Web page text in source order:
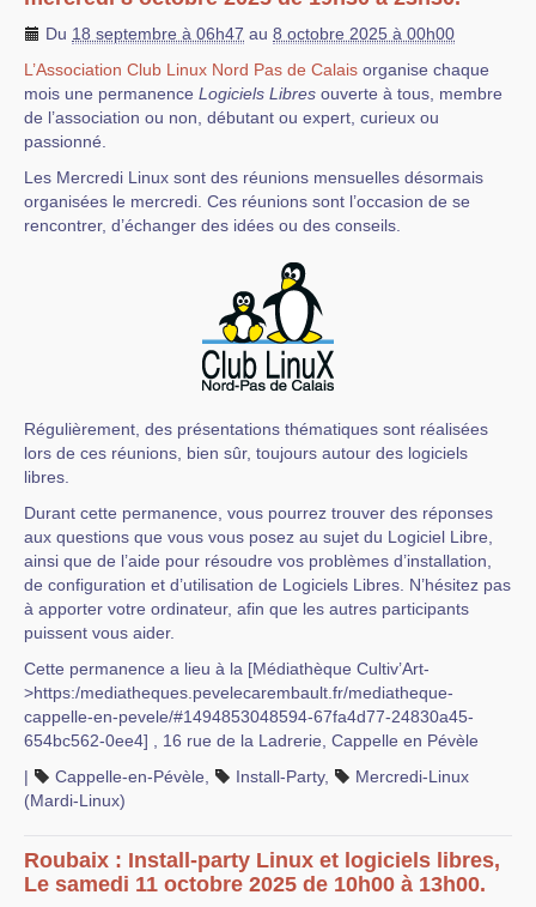
Du 18 septembre à 06h47 au 8 octobre 2025 à 00h00
L’Association Club Linux Nord Pas de Calais organise chaque
mois une permanence Logiciels Libres ouverte à tous, membre
de l’association ou non, débutant ou expert, curieux ou
passionné.
Les Mercredi Linux sont des réunions mensuelles désormais
organisées le mercredi. Ces réunions sont l’occasion de se
rencontrer, d’échanger des idées ou des conseils.
Régulièrement, des présentations thématiques sont réalisées
lors de ces réunions, bien sûr, toujours autour des logiciels
libres.
Durant cette permanence, vous pourrez trouver des réponses
aux questions que vous vous posez au sujet du Logiciel Libre,
ainsi que de l’aide pour résoudre vos problèmes d’installation,
de configuration et d’utilisation de Logiciels Libres. N’hésitez pas
à apporter votre ordinateur, afin que les autres participants
puissent vous aider.
Cette permanence a lieu à la [Médiathèque Cultiv’Art-
>https:/mediatheques.pevelecarembault.fr/mediatheque-
cappelle-en-pevele/#1494853048594-67fa4d77-24830a45-
654bc562-0ee4] , 16 rue de la Ladrerie, Cappelle en Pévèle
|
Cappelle-en-Pévèle Install-Party,
Mercredi-Linux
(Mardi-Linux)
Roubaix : Install-party Linux et logiciels libres,
Le samedi 11 octobre 2025 de 10h00 à 13h00.